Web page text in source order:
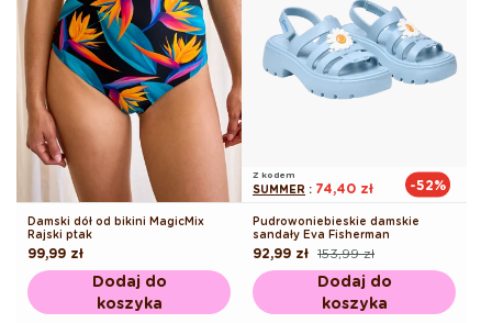
Damski dół od bikini MagicMix
Rajski ptak
Cena
regularna
99,99 zł
Dodaj do
koszyka
Z kodem
SUMMER : 74,40 zł -52%
Pudrowoniebieskie damskie
sandały Eva Fisherman
Cena
regularna
153,99 zł
Cena
promocyjna
92,99 zł
Dodaj do
koszyka